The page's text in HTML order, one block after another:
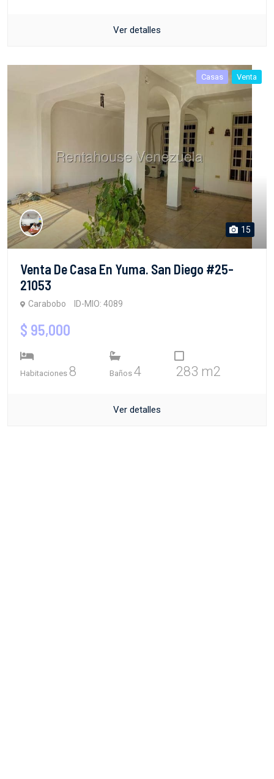
Ver detalles
Casas Venta
15
Venta De Casa En Yuma. San Diego #25-
21053
Carabobo ID-MIO: 4089
$ 95,000
Habitaciones 8 Baños 4 283 m2
Ver detalles